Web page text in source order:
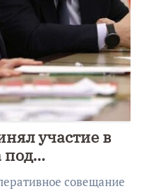
участие в
под
совещание